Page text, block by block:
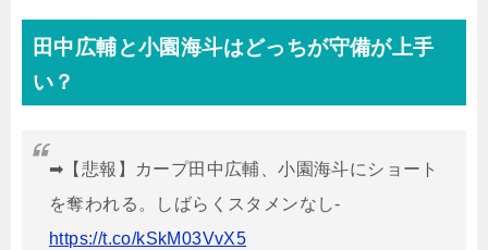
田中広輔と小園海斗はどっちが守備が上手
い？
➡【悲報】カープ田中広輔、小園海斗にショート
を奪われる。しばらくスタメンなし-
https://t.co/kSkM03VvX5